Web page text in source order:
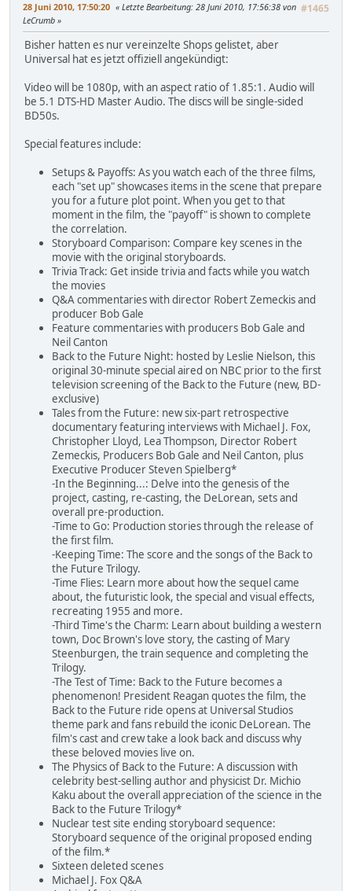
28 Juni 2010, 17:50:20 #1465
Letzte Bearbeitung: 28 Juni 2010, 17:56:38 von
LeCrumb
Bisher hatten es nur vereinzelte Shops gelistet, aber
Universal hat es jetzt offiziell angekündigt:
Video will be 1080p, with an aspect ratio of 1.85:1. Audio will
be 5.1 DTS-HD Master Audio. The discs will be single-sided
BD50s.
Special features include:
Setups & Payoffs: As you watch each of the three films,
each "set up" showcases items in the scene that prepare
you for a future plot point. When you get to that
moment in the film, the "payoff" is shown to complete
the correlation.
Storyboard Comparison: Compare key scenes in the
movie with the original storyboards.
Trivia Track: Get inside trivia and facts while you watch
the movies
Q&A commentaries with director Robert Zemeckis and
producer Bob Gale
Feature commentaries with producers Bob Gale and
Neil Canton
Back to the Future Night: hosted by Leslie Nielson, this
original 30-minute special aired on NBC prior to the first
television screening of the Back to the Future (new, BD-
exclusive)
Tales from the Future: new six-part retrospective
documentary featuring interviews with Michael J. Fox,
Christopher Lloyd, Lea Thompson, Director Robert
Zemeckis, Producers Bob Gale and Neil Canton, plus
Executive Producer Steven Spielberg*
-In the Beginning...: Delve into the genesis of the
project, casting, re-casting, the DeLorean, sets and
overall pre-production.
-Time to Go: Production stories through the release of
the first film.
-Keeping Time: The score and the songs of the Back to
the Future Trilogy.
-Time Flies: Learn more about how the sequel came
about, the futuristic look, the special and visual effects,
recreating 1955 and more.
-Third Time's the Charm: Learn about building a western
town, Doc Brown's love story, the casting of Mary
Steenburgen, the train sequence and completing the
Trilogy.
-The Test of Time: Back to the Future becomes a
phenomenon! President Reagan quotes the film, the
Back to the Future ride opens at Universal Studios
theme park and fans rebuild the iconic DeLorean. The
film's cast and crew take a look back and discuss why
these beloved movies live on.
The Physics of Back to the Future: A discussion with
celebrity best-selling author and physicist Dr. Michio
Kaku about the overall appreciation of the science in the
Back to the Future Trilogy*
Nuclear test site ending storyboard sequence:
Storyboard sequence of the original proposed ending
of the film.*
Sixteen deleted scenes
Michael J. Fox Q&A